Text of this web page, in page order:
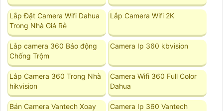
Lắp Đặt Camera Wifi Dahua
Trong Nhà Giá Rẻ
Lắp Camera Wifi 2K
Lắp camera 360 Báo động
Chống Trộm
Camera Ip 360 kbvision
Lắp Camera 360 Trong Nhà
hikvision
Camera Wifi 360 Full Color
Dahua
Bán Camera Vantech Xoay
Camera Ip 360 Vantech